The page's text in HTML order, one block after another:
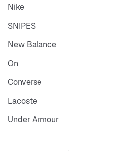
Nike
SNIPES
New Balance
On
Converse
Lacoste
Under Armour